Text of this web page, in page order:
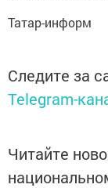
Татар-информ
Следите за
Telegram-
Читайте